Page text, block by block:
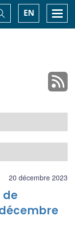
EN
Basculer
la
recherche
20 décembre 2023
de